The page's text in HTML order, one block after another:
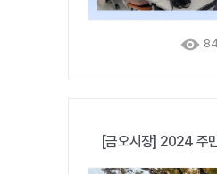
[금오시장] 2024 주